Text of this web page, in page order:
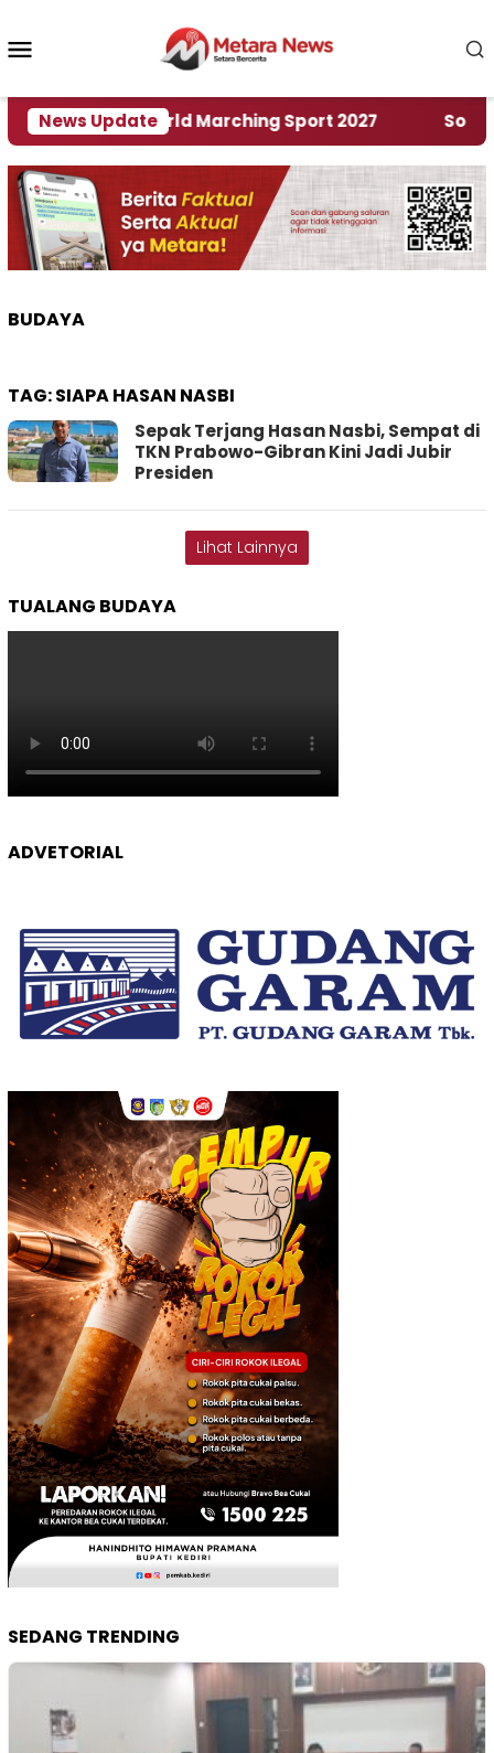
konten
News Update
Rumah World Marching Sport 2027 ‎Soal
BUDAYA
TAG:SIAPA HASAN NASBI
Sepak Terjang Hasan Nasbi, Sempat di
TKN Prabowo-Gibran Kini Jadi Jubir
Presiden
Lihat Lainnya
TUALANG BUDAYA
ADVETORIAL
SEDANG TRENDING